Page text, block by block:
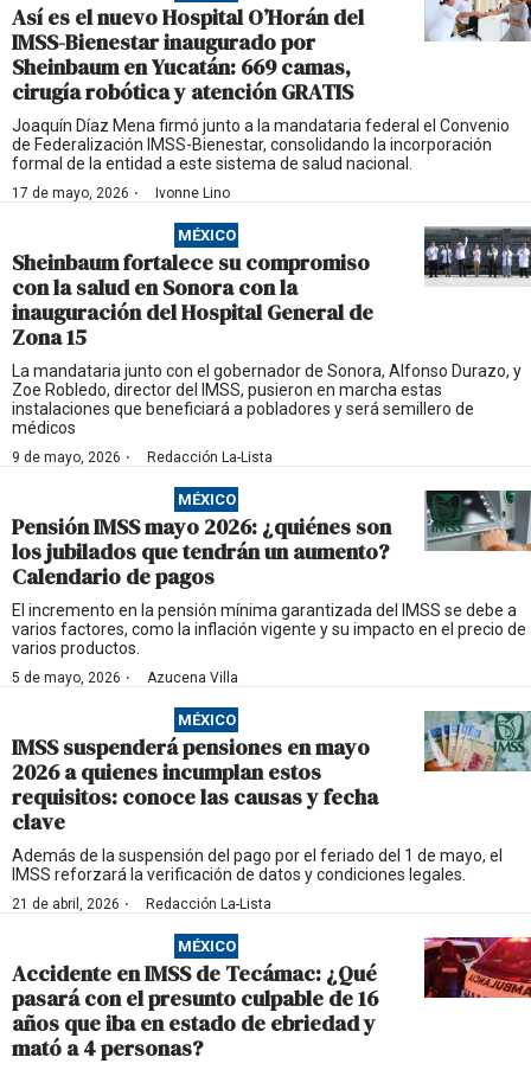
Así es el nuevo Hospital O’Horán del
IMSS-Bienestar inaugurado por
Sheinbaum en Yucatán: 669 camas,
cirugía robótica y atención GRATIS
Joaquín Díaz Mena firmó junto a la mandataria federal el Convenio
de Federalización IMSS-Bienestar, consolidando la incorporación
formal de la entidad a este sistema de salud nacional.
17 de mayo, 2026 · Ivonne Lino
MÉXICO
Sheinbaum fortalece su compromiso
con la salud en Sonora con la
inauguración del Hospital General de
Zona 15
La mandataria junto con el gobernador de Sonora, Alfonso Durazo, y
Zoe Robledo, director del IMSS, pusieron en marcha estas
instalaciones que beneficiará a pobladores y será semillero de
médicos
9 de mayo, 2026 · Redacción La-Lista
MÉXICO
Pensión IMSS mayo 2026: ¿quiénes son
los jubilados que tendrán un aumento?
Calendario de pagos
El incremento en la pensión mínima garantizada del IMSS se debe a
varios factores, como la inflación vigente y su impacto en el precio de
varios productos.
5 de mayo, 2026 · Azucena Villa
MÉXICO
IMSS suspenderá pensiones en mayo
2026 a quienes incumplan estos
requisitos: conoce las causas y fecha
clave
Además de la suspensión del pago por el feriado del 1 de mayo, el
IMSS reforzará la verificación de datos y condiciones legales.
21 de abril, 2026 · Redacción La-Lista
MÉXICO
Accidente en IMSS de Tecámac: ¿Qué
pasará con el presunto culpable de 16
años que iba en estado de ebriedad y
mató a 4 personas?